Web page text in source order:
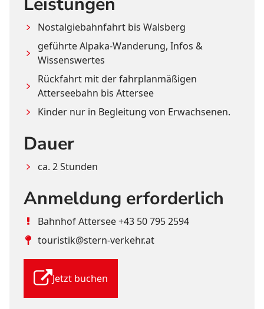
Nostalgiebahnfahrt bis Walsberg
geführte Alpaka-Wanderung, Infos &
Wissenswertes
Rückfahrt mit der fahrplanmäßigen
Atterseebahn bis Attersee
Kinder nur in Begleitung von Erwachsenen.
Dauer
ca. 2 Stunden
Anmeldung erforderlich
Bahnhof Attersee +43 50 795 2594
touristik@stern-verkehr.at
Jetzt buchen